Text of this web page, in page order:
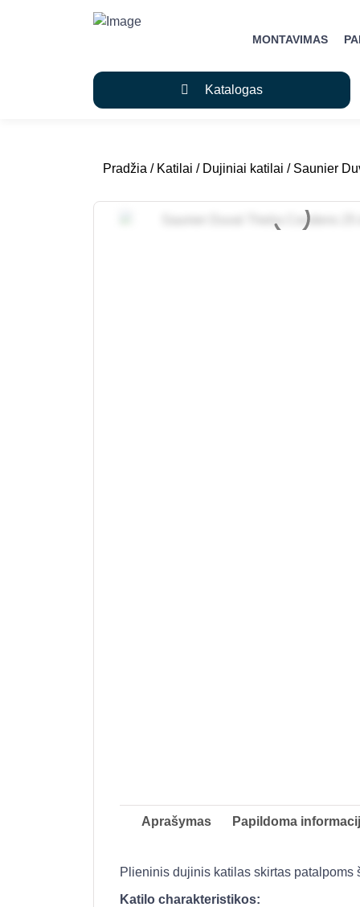
MONTAVIMAS
Katalogas
Pradžia / Katilai / Dujiniai katilai / Saunier
Aprašymas Papildoma
Plieninis dujinis katilas skirtas patalpoms
Katilo charakteristikos: